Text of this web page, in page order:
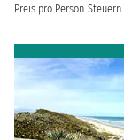
Preis pro Person